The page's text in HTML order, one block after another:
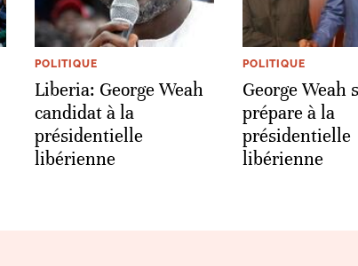
POLITIQUE
Liberia: George Weah
candidat à la
présidentielle
libérienne
POLITIQUE
George Weah
prépare à la
présidentielle
libérienne